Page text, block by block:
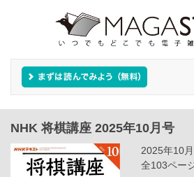
NHK 将棋講座 2025年10月号
2025年10
全103ペー